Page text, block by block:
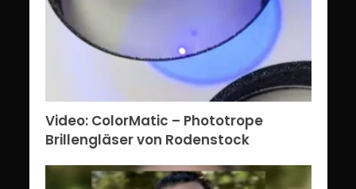
Video: ColorMatic – Phototrope
Brillengläser von Rodenstock